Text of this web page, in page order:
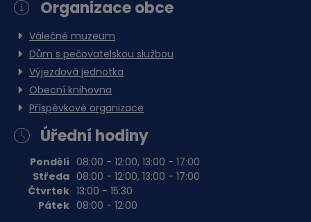
Organizace obce
Válečné muzeum
Dům s pečovatelskou službou
Výjezdová jednotka
Obecní knihovna
Příspěvkové organizace
Úřední hodiny
Pondělí
Středa
Čtvrtek
Pátek
08:00 - 12:00, 13:00 - 17:00
08:00 - 12:00, 13:00 - 17:00
13:00 - 15:30
08:00 - 12:00